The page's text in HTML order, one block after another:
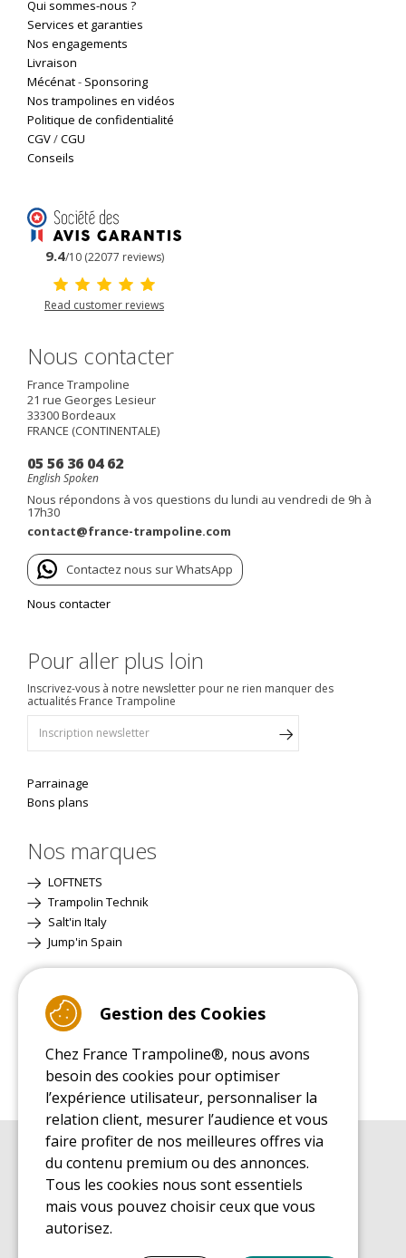
Qui sommes-nous ?
Services et garanties
Nos engagements
Livraison
Mécénat- Sponsoring
Nos trampolines en vidéos
Politique de confidentialité
CGV/CGU
Conseils
9.4/10 (22077 reviews)
Read customer reviews
Nous contacter
France Trampoline
21 rue Georges Lesieur
33300Bordeaux
FRANCE (CONTINENTALE)
05 56 36 04 62
English Spoken
Nous répondons à vos questions du lundi au vendredi de 9h à
17h30
contact@france-trampoline.com
Contactez nous sur WhatsApp
Nous contacter
Pour aller plus loin
Inscrivez-vous à notre newsletter pour ne rien manquer des
actualités France Trampoline
Parrainage
Bons plans
Nos marques
LOFTNETS
Trampolin Technik
Salt'in Italy
Jump'in Spain
Site Classique
GUIDE D'ACHAT
Guide d'achat pour les trampolines de loisirs
GUIDE DE MONTAGE
Guide de montage pour les trampolines de loisirs
Gestion des Cookies
Chez France Trampoline®, nous avons
besoin des cookies pour optimiser
l’expérience utilisateur, personnaliser la
relation client, mesurer l’audience et vous
faire profiter de nos meilleures offres via
du contenu premium ou des annonces.
Tous les cookies nous sont essentiels
mais vous pouvez choisir ceux que vous
autorisez.